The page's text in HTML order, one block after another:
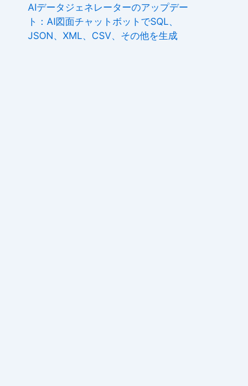
AIデータジェネレーターのアップデー
ト：AI図面チャットボットでSQL、
JSON、XML、CSV、その他を生成